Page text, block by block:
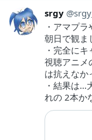
srgy
・アマプ
朝日で観ま
・完全に
視聴アニメ
は抗えなか
・結果は…
れの 2本か